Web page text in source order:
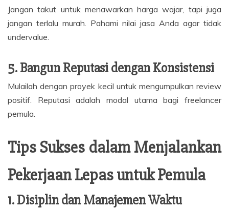
Jangan takut untuk menawarkan harga wajar, tapi juga
jangan terlalu murah. Pahami nilai jasa Anda agar tidak
undervalue.
5. Bangun Reputasi dengan Konsistensi
Mulailah dengan proyek kecil untuk mengumpulkan review
positif. Reputasi adalah modal utama bagi freelancer
pemula.
Tips Sukses dalam Menjalankan
Pekerjaan Lepas untuk Pemula
1. Disiplin dan Manajemen Waktu